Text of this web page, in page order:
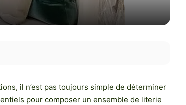
il n’est pas toujours simple de déterminer
pour composer un ensemble de literie